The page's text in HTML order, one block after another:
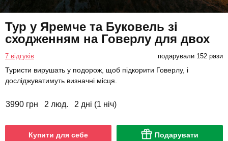
Тур у Яремче та Буковель зі
сходженням на Говерлу для двох
7 відгуків подарували 152 рази
Туристи вирушать у подорож, щоб підкорити Говерлу, і
досліджуватимуть визначні місця.
3990 грн 2 люд. 2 дні (1 ніч)
Купити для себе Подарувати